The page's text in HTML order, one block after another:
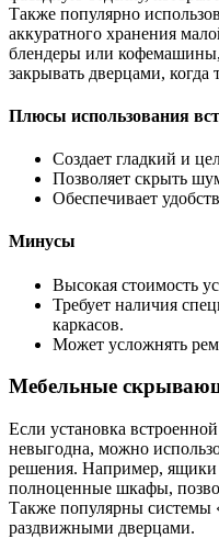
Также популярно
аккуратного хранения
блендеры или
закрывать дверцами, когда
Плюсы использования
Создает гладкий и
Позволяет скрыть
Обеспечивает
Минусы
Высокая стоимость
Требует наличия
каркасов.
Может усложнять
Мебельные
Если установка
невыгодна, можно
решения. Например,
полноценные шкафы,
Также популярны системы
раздвижными дверцами.